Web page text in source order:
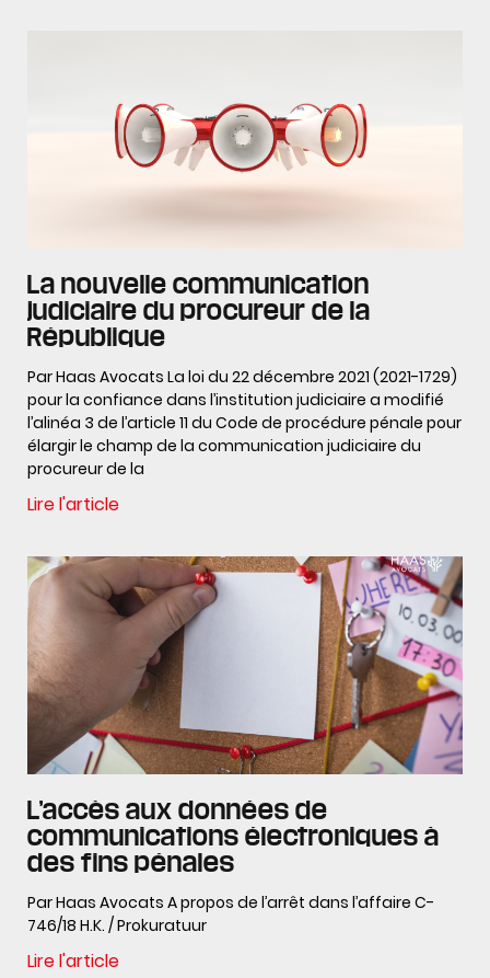
La nouvelle communication
judiciaire du procureur de la
République
Par Haas Avocats La loi du 22 décembre 2021 (2021-1729)
pour la confiance dans l’institution judiciaire a modifié
l’alinéa 3 de l’article 11 du Code de procédure pénale pour
élargir le champ de la communication judiciaire du
procureur de la
Lire l'article
L’accès aux données de
communications électroniques à
des fins pénales
Par Haas Avocats A propos de l’arrêt dans l’affaire C-
746/18 H.K. / Prokuratuur
Lire l'article